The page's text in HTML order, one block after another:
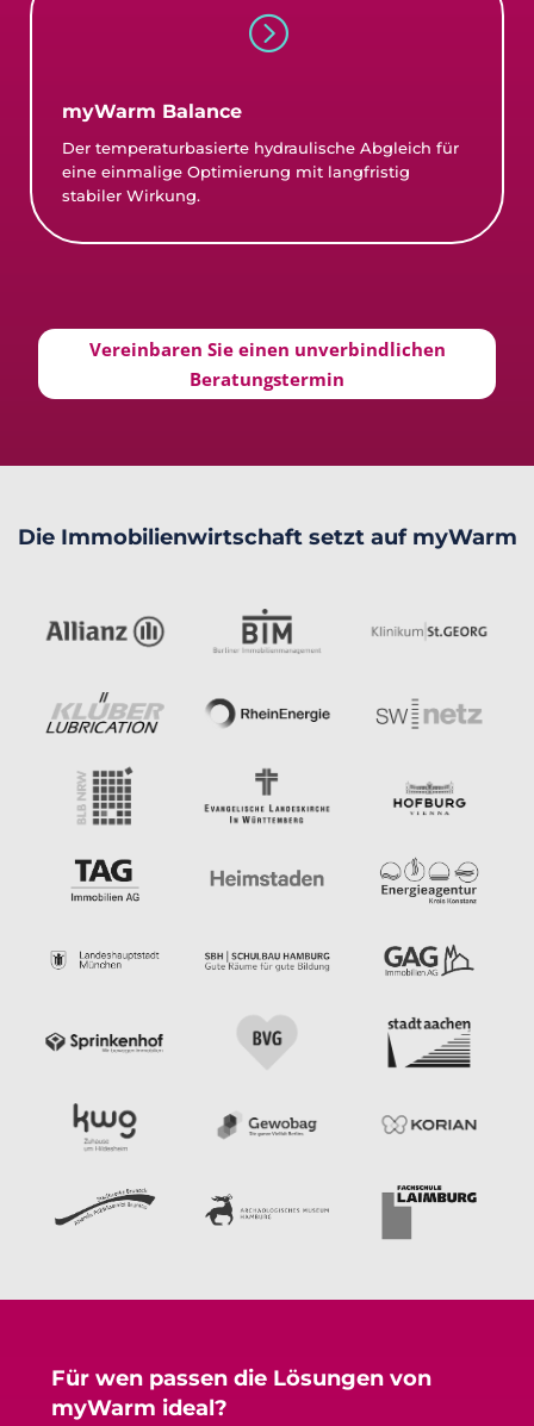
=
myWarm Balance
Der temperaturbasierte hydraulische Abgleich für
eine einmalige Optimierung mit langfristig
stabiler Wirkung.
Vereinbaren Sie einen unverbindlichen
Beratungstermin
Die Immobilienwirtschaft setzt auf myWarm
Für wen passen die Lösungen von
myWarm ideal?